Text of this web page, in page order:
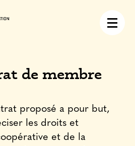
de membre
proposé a pour but,
les droits et
et de la